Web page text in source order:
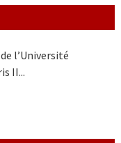
l’Université
II...